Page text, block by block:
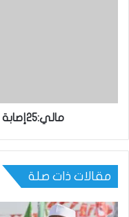
مالي:25إصابة جديدة بفيروس كوفيد19
مقالات ذات صلة